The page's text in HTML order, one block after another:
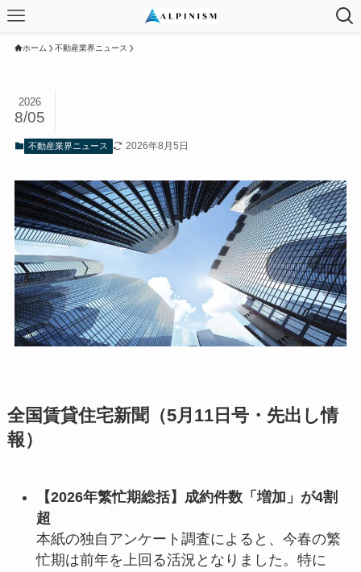
ホーム 不動産業界ニュース
2026
8/05
不動産業界ニュース 2026年8月5日
全国賃貸住宅新聞（5月11日号・先出し情
報）
【2026年繁忙期総括】成約件数「増加」が4割
超
本紙の独自アンケート調査によると、今春の繁
忙期は前年を上回る活況となりました。特に